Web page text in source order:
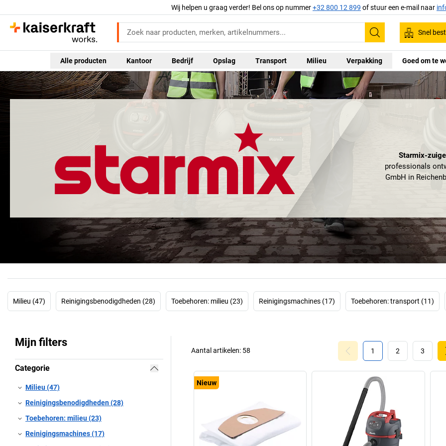
Wij helpen u graag verder! Bel ons op nummer+32 800 12 899 of stuur een e-mail naar
Zoeken
Snel
Alle producten Kantoor Bedrijf Opslag Transport Milieu Verpakking Goed om te
Starmix-
professionals
GmbH in
Deindustriële
omdat ze een
zorgt voor
Starmix het
individuele
Milieu (47) Reinigingsbenodigdheden (28) Toebehoren: milieu (23) Reinigingsmachines (17) Toebehoren: transport (11)
Mijn filters
Categorie
Milieu (47)
Reinigingsbenodigdheden (28)
Toebehoren: milieu (23)
Reinigingsmachines (17)
1 2 3
Aantal artikelen: 58
Nieuw